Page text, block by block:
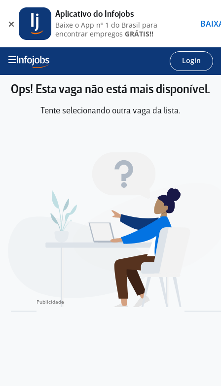
Login
Ops! Esta vaga não está mais disponível.
Tente selecionando outra vaga da lista.
Aplicativo do Infojobs
Baixe o App nº 1 do Brasil para
encontrar empregos GRÁTIS!!